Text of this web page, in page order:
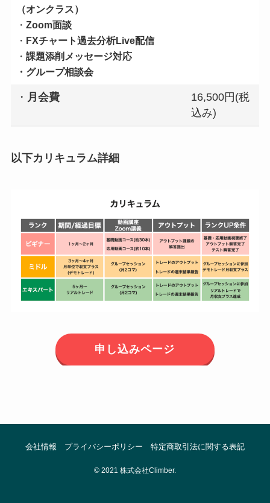
（オンクラス）
・ Zoom面談
・ FXチャート過去分析Live配信
・ 課題添削メッセージ対応
・グループ相談会
・ 月会費
16,500円(税
込み)
以下カリキュラム詳細
申し込みページ
会社情報 プライバシーポリシー 特定商取引法に関する表記
© 2021 株式会社Climber.